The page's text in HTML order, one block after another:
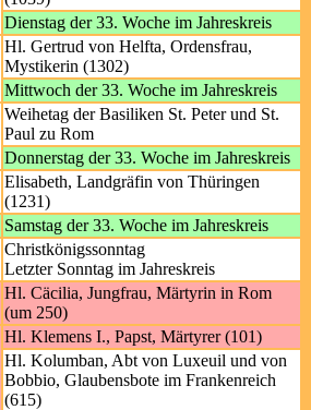
Dienstag der 33. Woche im Jahreskreis
Hl. Gertrud von Helfta, Ordensfrau,
Mystikerin (1302)
Mittwoch der 33. Woche im Jahreskreis
Weihetag der Basiliken St. Peter und St.
Paul zu Rom
Donnerstag der 33. Woche im Jahreskreis
Elisabeth, Landgräfin von Thüringen
(1231)
Samstag der 33. Woche im Jahreskreis
Christkönigssonntag
Letzter Sonntag im Jahreskreis
Hl. Cäcilia, Jungfrau, Märtyrin in Rom
(um 250)
Hl. Klemens I., Papst, Märtyrer (101)
Hl. Kolumban, Abt von Luxeuil und von
Bobbio, Glaubensbote im Frankenreich
(615)